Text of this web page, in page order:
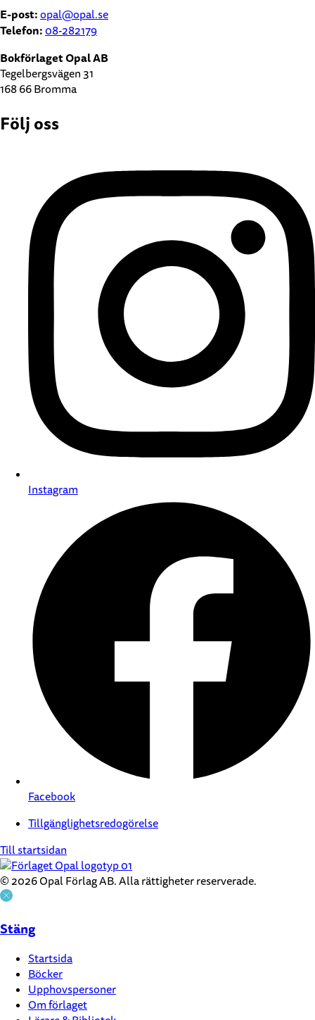
E-post:opal@opal.se
Telefon:08-282179
Bokförlaget Opal AB
Tegelbergsvägen 31
168 66 Bromma
Följ oss
Instagram
Facebook
Tillgänglighetsredogörelse
Till startsidan
© 2026 Opal Förlag AB. Alla rättigheter reserverade.
Stäng
Startsida
Böcker
Upphovspersoner
Om förlaget